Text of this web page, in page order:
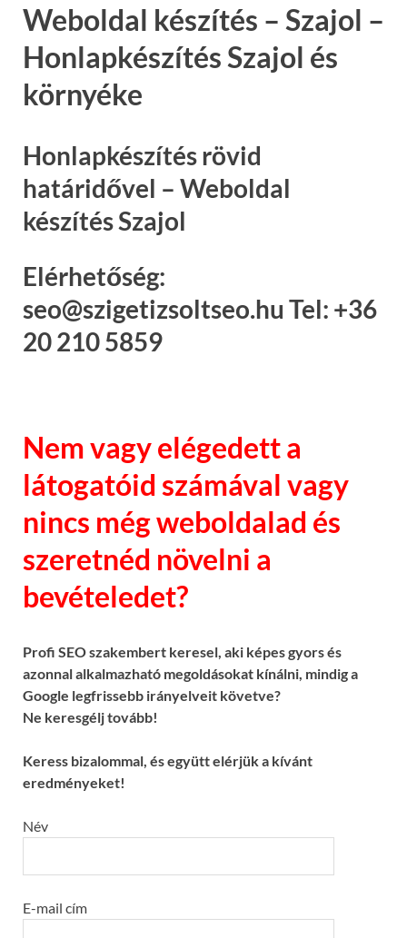
Weboldal készítés – Szajol –
Honlapkészítés Szajol és
környéke
Honlapkészítés rövid
határidővel – Weboldal
készítés Szajol
Elérhetőség:
seo@szigetizsoltseo.hu Tel: +36
20 210 5859
Nem vagy elégedett a
látogatóid számával vagy
nincs még weboldalad és
szeretnéd növelni a
bevételedet?
Profi SEO szakembert keresel, aki képes gyors és
azonnal alkalmazható megoldásokat kínálni, mindig a
Google legfrissebb irányelveit követve?
Ne keresgélj tovább!
Keress bizalommal, és együtt elérjük a kívánt
eredményeket!
Név
E-mail cím